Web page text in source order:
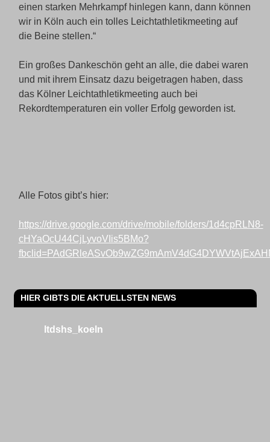
einen starken Mehrkampf hinlegen kann, dann können
wir in Köln auch ein tolles Leichtathletikmeeting auf
die Beine stellen.“
Ein großes Dankeschön geht an alle, die dabei waren
und mit ihrem Einsatz dazu beigetragen haben, dass
das Kölner Leichtathletikmeeting auch bei
Rekordtemperaturen ein voller Erfolg geworden ist.
Alle Fotos gibt’s hier:
https://drive.google.com/drive/mobile/folders/1d4cpRLN8-
cHYaOcU44CjLyvoVIis5BMo?
HIER GIBTS DIE AKTUELLSTEN NEWS
ltdshs_koeln